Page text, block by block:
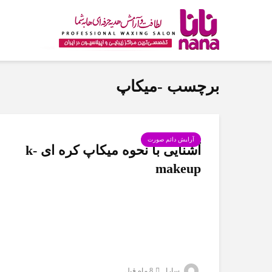
برچسب -میکاپ
آرایش دائم صورت
آشنایی با نحوه میکاپ کره ای k-
makeup